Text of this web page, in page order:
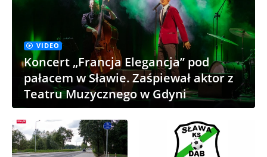
VIDEO
Koncert „Francja Elegancja” pod
pałacem w Sławie. Zaśpiewał aktor z
Teatru Muzycznego w Gdyni